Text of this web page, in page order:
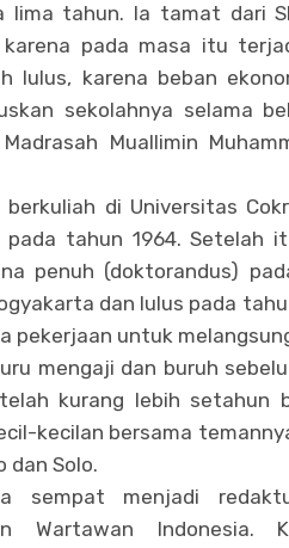
lima tahun. Ia tamat dari
pada masa itu
lulus, karena beban
sekolahnya selama
Muallimin
di Universitas
tahun 1964. Setelah
penuh (doktorandus)
dan lulus pada
pekerjaan untuk
mengaji dan buruh
kurang lebih setahun
kecilan bersama
dan Solo.
menjadi redaktur
Wartawan Indonesia.